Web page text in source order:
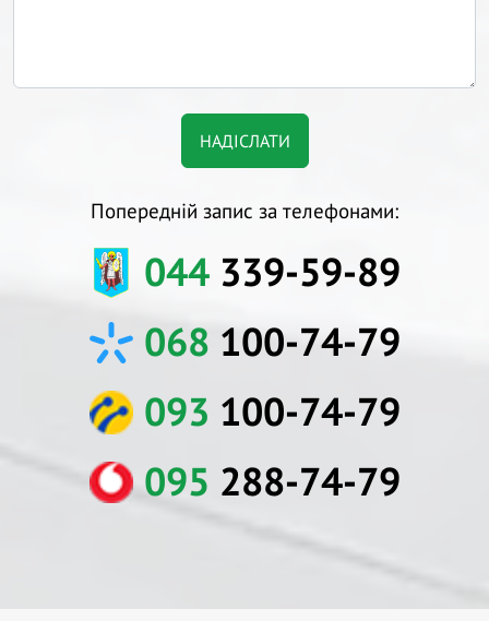
Попередній запис за телефонами:
044339-59-89
068 100-74-79
093 100-74-79
095 288-74-79